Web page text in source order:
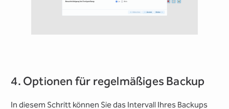
4. Optionen für regelmäßiges Backup
In diesem Schritt können Sie das Intervall Ihres Backups